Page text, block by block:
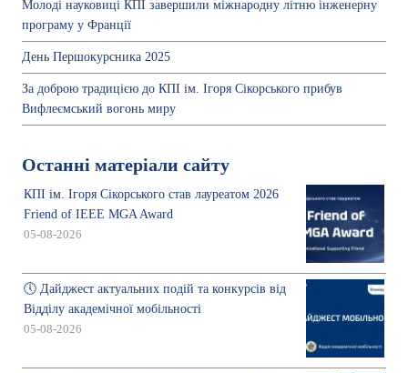
Молоді науковиці КПІ завершили міжнародну літню інженерну
програму у Франції
День Першокурсника 2025
За доброю традицією до КПІ ім. Ігоря Сікорського прибув
Вифлеємський вогонь миру
Останні матеріали сайту
КПІ ім. Ігоря Сікорського став лауреатом 2026
Friend of IEEE MGA Award
05-08-2026
🕔 Дайджест актуальних подій та конкурсів від
Відділу академічної мобільності
05-08-2026